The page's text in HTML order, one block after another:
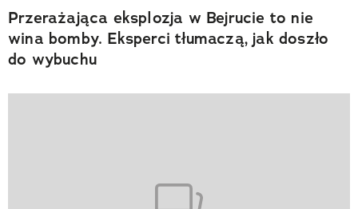
Przerażająca eksplozja w Bejrucie to nie
wina bomby. Eksperci tłumaczą, jak doszło
do wybuchu